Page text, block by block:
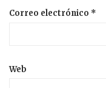
Correo electrónico *
Web